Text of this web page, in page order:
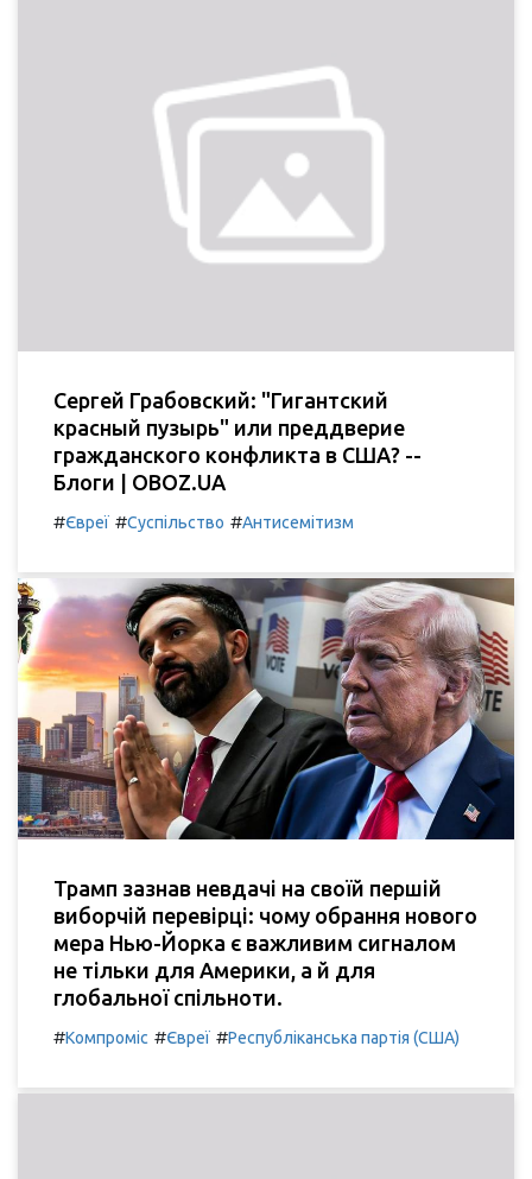
Сергей Грабовский: "Гигантский
красный пузырь" или преддверие
гражданского конфликта в США? --
Блоги | OBOZ.UA
#Євреї #Суспільство #Антисемітизм
Трамп зазнав невдачі на своїй першій
виборчій перевірці: чому обрання нового
мера Нью-Йорка є важливим сигналом
не тільки для Америки, а й для
глобальної спільноти.
#Компроміс #Євреї #Республіканська партія (США)